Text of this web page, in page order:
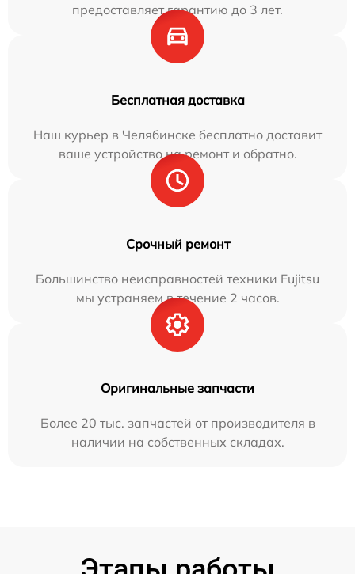
предоставляет гарантию до 3 лет.
Бесплатная доставка
Наш курьер в Челябинске бесплатно доставит
ваше устройство на ремонт и обратно.
Срочный ремонт
Большинство неисправностей техники Fujitsu
мы устраняем в течение 2 часов.
Оригинальные запчасти
Более 20 тыс. запчастей от производителя в
наличии на собственных складах.